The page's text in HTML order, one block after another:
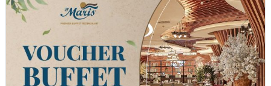
ĐĂNG NHẬP ĐĂNG KÝ